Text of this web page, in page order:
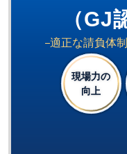
（GJ
適正な請負体
現場力の
向上